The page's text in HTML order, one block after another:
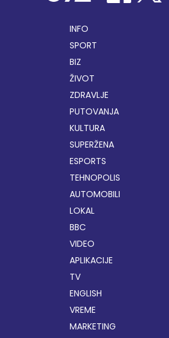
INFO
SPORT
BIZ
ŽIVOT
ZDRAVLJE
PUTOVANJA
KULTURA
SUPERŽENA
ESPORTS
TEHNOPOLIS
AUTOMOBILI
LOKAL
BBC
VIDEO
APLIKACIJE
TV
ENGLISH
VREME
MARKETING